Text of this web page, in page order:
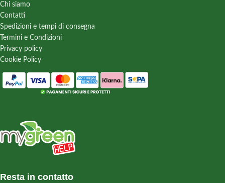
Chi siamo
Contatti
Spedizioni e tempi di consegna
Termini e Condizioni
Privacy policy
Cookie Policy
Resta in contatto